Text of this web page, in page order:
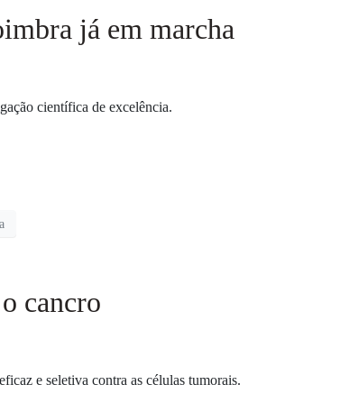
já em marcha
científica de excelência.
cancro
e seletiva contra as células tumorais.